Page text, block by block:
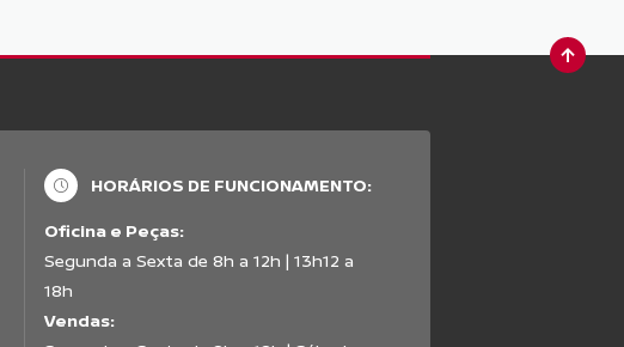
HORÁRIOS DE FUNCIONAMENTO:
Oficina e Peças:
Segunda a Sexta de 8h a 12h | 13h12 a
18h
Vendas: